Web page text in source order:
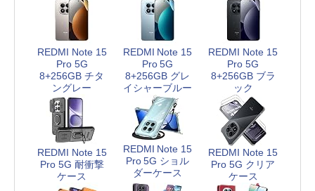
REDMI Note 15
Pro 5G
8+256GB チタ
ングレー
REDMI Note 15
Pro 5G
8+256GB グレ
イシャーブルー
REDMI Note 15
Pro 5G
8+256GB ブラ
ック
REDMI Note 15
Pro 5G 耐衝撃
ケース
REDMI Note 15
Pro 5G ショル
ダーケース
REDMI Note 15
Pro 5G クリア
ケース